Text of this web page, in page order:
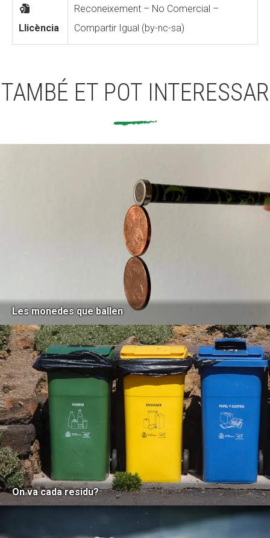
Llicència
Reconeixement – No Comercial –
Compartir Igual (by-nc-sa)
TAMBÉ ET POT INTERESSAR
Les monedes que ballen
On va cada residu?